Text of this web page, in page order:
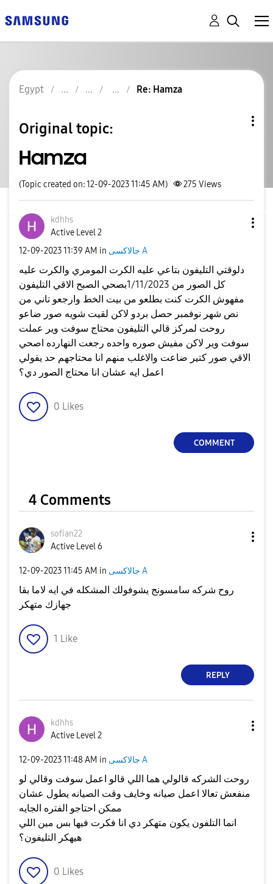
Egypt Re: Hamza
Original topic:
Hamza
(Topic created on: 12-09-2023 11:45 AM) 275 Views
kdhhs
Active Level 2
‎12-09-202311:39 AM in جالاكسى A
دلوقتي التليفون بتاعي عليه الكرت المومري والكرت عليه
كل الصور من 1/11/2023بصحي الصبح الاقي التليفون
مفهوش الكرت كنت بطلعو من بيت الخط وارجعو تاني من
نص شهر نوفمبر حصل بردو لاكن لقيت شويه صور ضاعو
روحت لمركز قالي التليفون محتاج سوفت وير عملت
سوفت وير لاكن مفيش صوره واحده رجعت النهارده اصحي
الاقي صور كتير ضاعت والاغلب منهم انا محتاجهم حد يقولي
0 Likes
COMMENT
4 Comments
sofian22
Active Level 6
‎12-09-202311:45 AM in جالاكسى A
روح شركه سامسونج يشوفولك المشكله في ايه لاما بقا
جهازك متهكر
1 Like
REPLY
kdhhs
Active Level 2
‎12-09-202311:48 AM in جالاكسى A
روحت الشركه قالولي هما اللي قالو اعمل سوفت وقالي لو
منفعش تعالا اعمل صيانه وخايف وقت الصيانه يطول عشان
ممكن احتاجو الفتره الجايه
انما التلفون يكون متهكر دي انا فكرت فيها بس مين اللي
هيهكر التليفون؟
0 Likes